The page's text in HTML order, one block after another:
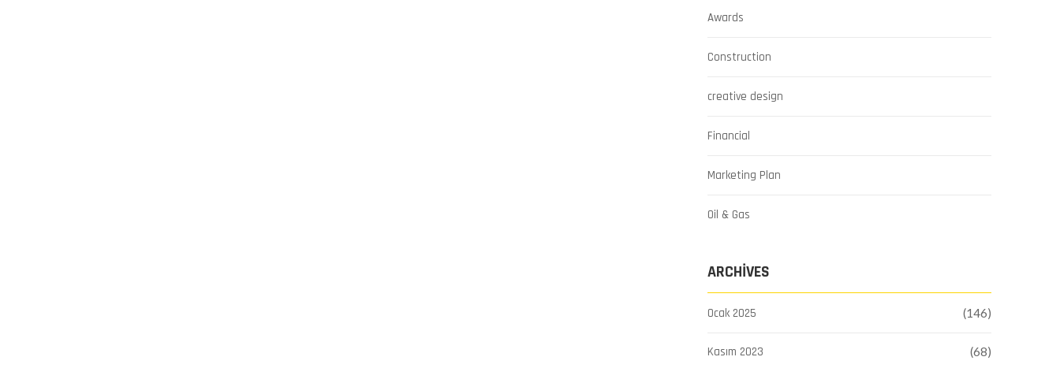
Awards
Construction
creative design
Financial
Marketing Plan
Oil & Gas
ARCHIVES
Ocak 2025 (146)
Kasım 2023 (68)